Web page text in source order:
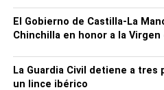
casos confirmados por
El Gobierno de Castilla-La
Chinchilla en honor a la Virgen
La Guardia Civil detiene a
un lince ibérico